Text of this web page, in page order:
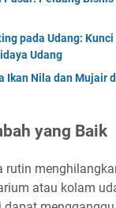
pada Udang:
Udang
Ikan Nila dan Mujair
yang Baik
rutin
atau kolam